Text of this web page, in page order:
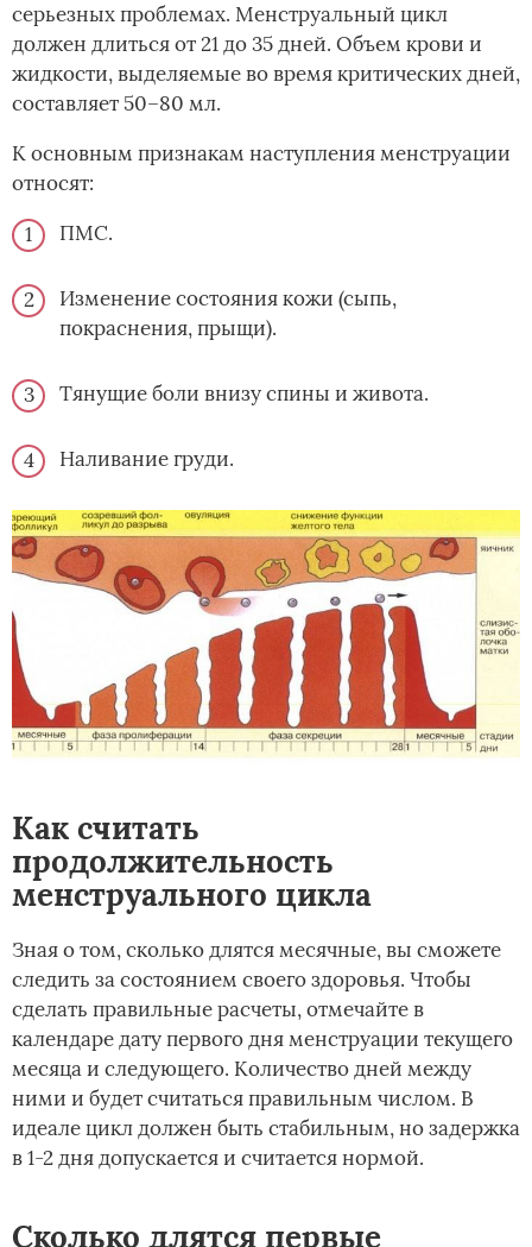
серьезных проблемах. Менструальный цикл
должен длиться от 21 до 35 дней. Объем крови и
жидкости, выделяемые во время критических дней,
составляет 50–80 мл.
К основным признакам наступления менструации
относят:
ПМС.
Изменение состояния кожи (сыпь,
покраснения, прыщи).
Тянущие боли внизу спины и живота.
Наливание груди.
Как считать
продолжительность
менструального цикла
Зная о том, сколько длятся месячные, вы сможете
следить за состоянием своего здоровья. Чтобы
сделать правильные расчеты, отмечайте в
календаре дату первого дня менструации текущего
месяца и следующего. Количество дней между
ними и будет считаться правильным числом. В
идеале цикл должен быть стабильным, но задержка
в 1-2 дня допускается и считается нормой.
Сколько длятся первые